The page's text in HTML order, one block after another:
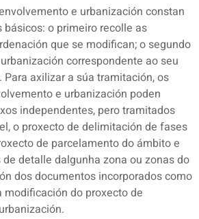
e urbanización constan
o primeiro recolle as
que se modifican; o segundo
correspondente ao seu
axilizar a súa tramitación, os
e urbanización poden
independentes, pero tramitados
o proxecto de delimitación de fases
de parcelamento do ámbito e
detalle dalgunha zona ou zonas do
dos documentos incorporados como
modificación do proxecto de